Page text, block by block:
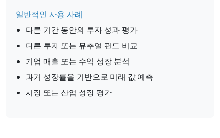
일반적인 사용 사례
다른 기간 동안의 투자 성과 평가
다른 투자 또는 뮤추얼 펀드 비교
기업 매출 또는 수익 성장 분석
과거 성장률을 기반으로 미래 값 예측
시장 또는 산업 성장 평가